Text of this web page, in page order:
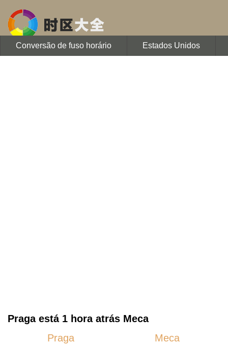
Conversão de fuso horário Estados Unidos
Praga está 1 hora atrás Meca
Praga
Meca